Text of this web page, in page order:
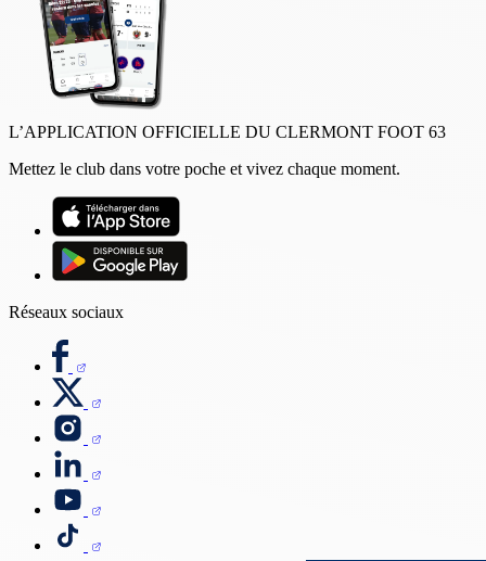
L’APPLICATION OFFICIELLE DU CLERMONT FOOT 63
Mettez le club dans votre poche et vivez chaque moment.
Réseaux sociaux